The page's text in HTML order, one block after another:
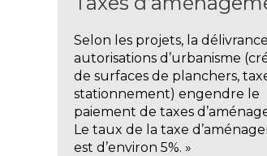
Selon les projets, la
autorisations d’urbanisme
de surfaces de planchers,
stationnement) engendre le
paiement de taxes
Le taux de la taxe
est d’environ 5%. »